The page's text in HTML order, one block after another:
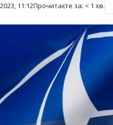
11:12Прочитаєте за: < 1 хв.